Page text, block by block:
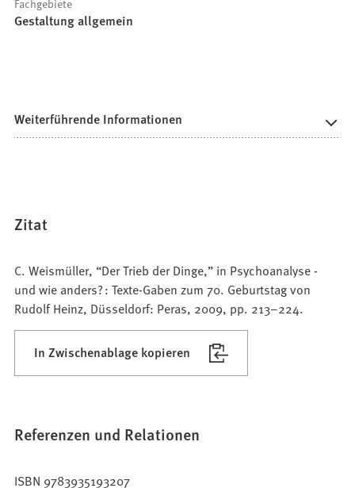
Fachgebiete
Gestaltung allgemein
Weiterführende Informationen
Zitat
C. Weismüller, “Der Trieb der Dinge,” in Psychoanalyse -
und wie anders? : Texte-Gaben zum 70. Geburtstag von
Rudolf Heinz, Düsseldorf: Peras, 2009, pp. 213–224.
In Zwischenablage kopieren
Referenzen und Relationen
ISBN 9783935193207